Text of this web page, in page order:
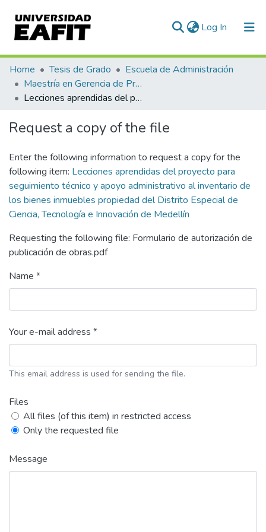
Log In (current)
Communities & Collections
All of DSpace
Home Tesis de Grado
Escuela de Administración
Maestría en Gerencia de Proyectos (Tesis)
Lecciones aprendidas del proyecto para seguimiento técnico y apoyo administrativo al inventario de los bienes inmuebles propiedad del Distrito Especial de Ciencia, Tecnología e Innovación de Medellín
Request a copy of the file
Enter the following information to request a copy for the
following item: Lecciones aprendidas del proyecto para
seguimiento técnico y apoyo administrativo al inventario de
los bienes inmuebles propiedad del Distrito Especial de
Ciencia, Tecnología e Innovación de Medellín
Requesting the following file: Formulario de autorización de
publicación de obras.pdf
Name *
Your e-mail address *
This email address is used for sending the file.
Files
All files (of this item) in restricted access
Only the requested file
Message